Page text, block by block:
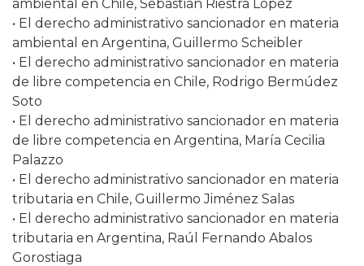
ambiental en Chile, Sebastián Riestra López
• El derecho administrativo sancionador en materia
ambiental en Argentina, Guillermo Scheibler
• El derecho administrativo sancionador en materia
de libre competencia en Chile, Rodrigo Bermúdez
Soto
• El derecho administrativo sancionador en materia
de libre competencia en Argentina, María Cecilia
Palazzo
• El derecho administrativo sancionador en materia
tributaria en Chile, Guillermo Jiménez Salas
• El derecho administrativo sancionador en materia
tributaria en Argentina, Raúl Fernando Abalos
Gorostiaga